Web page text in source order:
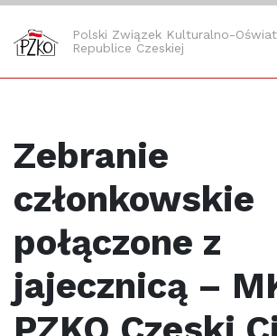
Polski Związek Kulturalno-
Republice Czeskiej
Zebranie
członkowskie
połączone z
jajecznicą –